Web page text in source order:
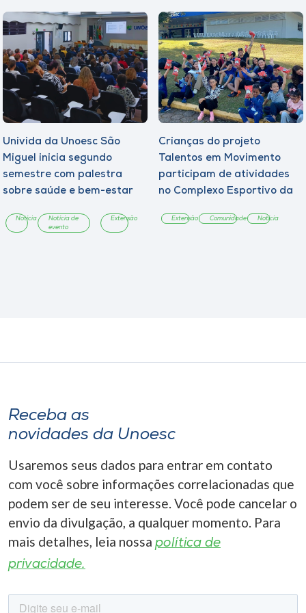
Univida da Unoesc São
Miguel inicia segundo
semestre com palestra
sobre saúde e bem-estar
Notícia
Notícia de
evento
Extensão
Crianças do projeto
Talentos em Movimento
participam de atividades
no Complexo Esportivo da
Extensão Comunidade Notícia
Receba as
novidades da Unoesc
Usaremos seus dados para entrar em contato
com você sobre informações correlacionadas que
podem ser de seu interesse. Você pode cancelar o
envio da divulgação, a qualquer momento. Para
mais detalhes, leia nossa política de
privacidade.